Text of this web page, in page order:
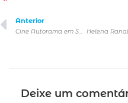
Anterior
Cine Autorama em São Paulo
Deixe um